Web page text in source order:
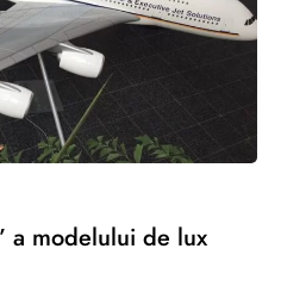
a modelului de lux